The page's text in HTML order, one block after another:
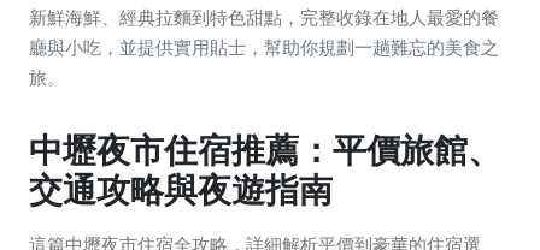
新鮮海鮮、經典拉麵到特色甜點，完整收錄在地人最愛的餐
廳與小吃，並提供實用貼士，幫助你規劃一趟難忘的美食之
旅。
中壢夜市住宿推薦：平價旅館、
交通攻略與夜遊指南
這篇中壢夜市住宿全攻略，詳細解析平價到豪華的住宿選